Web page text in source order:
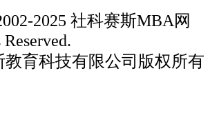
2025 社科赛斯MBA网
育科技有限公司版权所有